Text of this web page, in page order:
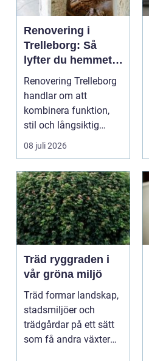
Renovering i
Trelleborg: Så
lyfter du hemmet
på ett smart sätt
Renovering Trelleborg
handlar om att
kombinera funktion,
stil och långsiktig
ekonomi i samma p...
08 juli 2026
Träd ryggraden i
vår gröna miljö
Träd formar landskap,
stadsmiljöer och
trädgårdar på ett sätt
som få andra växter